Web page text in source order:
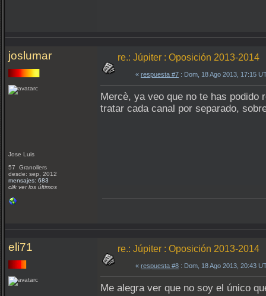
joslumar
Jose Luis
57 Granollers
desde: sep, 2012
mensajes: 683
clik ver los últimos
re.: Júpiter : Oposición 2013-2014
« respuesta #7 : Dom, 18 Ago 2013, 17:15
Mercè, ya veo que no te has
tratar cada canal por separado,
eli71 re.: Júpiter : Oposición 2013-2014
« respuesta #8 : Dom, 18 Ago 2013, 20:43
Me alegra ver que no soy el único